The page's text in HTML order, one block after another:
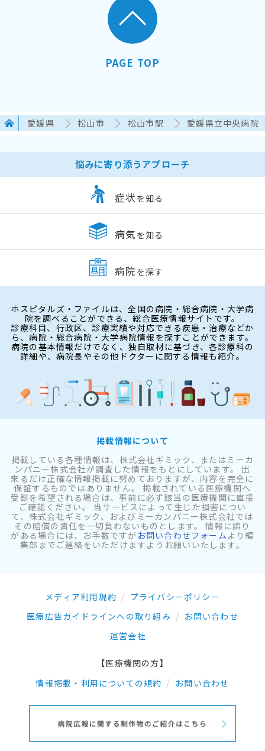
PAGE TOP
愛媛県 松山市 松山市駅 愛媛県立中央病院
悩みに寄り添うアプローチ
症状 を知る
病気 を知る
病院 を探す
ホスピタルズ・ファイルは、全国の病院・総合病院・大学病
院を調べることができる、総合医療情報サイトです。
診療科目、行政区、診療実績や対応できる疾患・治療などか
ら、病院・総合病院・大学病院情報を探すことができます。
病院の基本情報だけでなく、独自取材に基づき、各診療科の
詳細や、病院長やその他ドクターに関する情報も紹介。
掲載情報について
掲載している各種情報は、株式会社ギミック、またはミーカ
ンパニー株式会社が調査した情報をもとにしています。 出
来るだけ正確な情報掲載に努めておりますが、内容を完全に
保証するものではありません。 掲載されている医療機関へ
受診を希望される場合は、事前に必ず該当の医療機関に直接
ご確認ください。 当サービスによって生じた損害につい
て、株式会社ギミック、およびミーカンパニー株式会社では
その賠償の責任を一切負わないものとします。 情報に誤り
がある場合には、お手数ですが お問い合わせフォーム より編
集部までご連絡をいただけますようお願いいたします。
メディア利用規約
プライバシーポリシー
医療広告ガイドラインへの取り組み
お問い合わせ
運営会社
【医療機関の方】
情報掲載・利用についての規約
お問い合わせ